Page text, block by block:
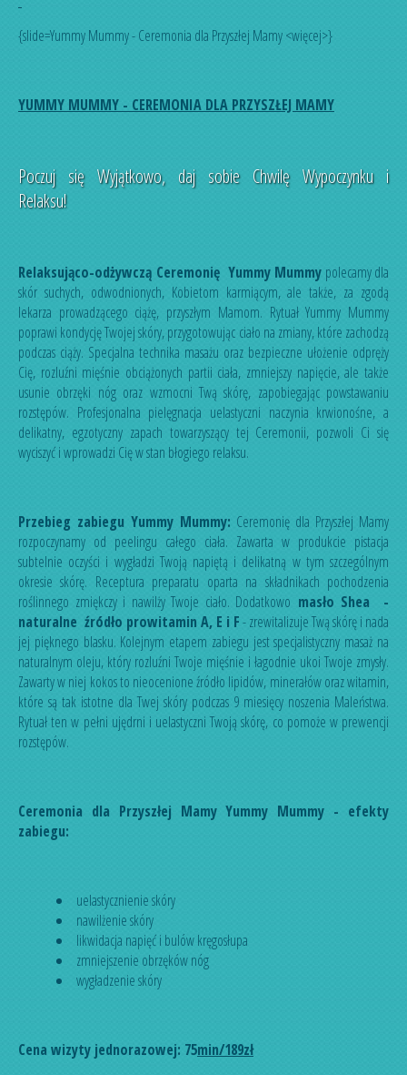
{slide=Yummy Mummy - Ceremonia dla Przyszłej Mamy <więcej>}
YUMMY MUMMY - CEREMONIA DLA PRZYSZŁEJ MAMY
Poczuj się Wyjątkowo, daj sobie Chwilę Wypoczynku i
Relaksu!
Relaksująco-odżywczą Ceremonię Yummy Mummy polecamy dla
skór suchych, odwodnionych, Kobietom karmiącym, ale także, za zgodą
lekarza prowadzącego ciążę, przyszłym Mamom. Rytuał Yummy Mummy
poprawi kondycję Twojej skóry, przygotowując ciało na zmiany, które zachodzą
podczas ciąży. Specjalna technika masażu oraz bezpieczne ułożenie odpręży
Cię, rozluźni mięśnie obciążonych partii ciała, zmniejszy napięcie, ale także
usunie obrzęki nóg oraz wzmocni Twą skórę, zapobiegając powstawaniu
rozstępów. Profesjonalna pielęgnacja uelastyczni naczynia krwionośne, a
delikatny, egzotyczny zapach towarzyszący tej Ceremonii, pozwoli Ci się
wyciszyć i wprowadzi Cię w stan błogiego relaksu.
Przebieg zabiegu Yummy Mummy: Ceremonię dla Przyszłej Mamy
rozpoczynamy od peelingu całego ciała. Zawarta w produkcie pistacja
subtelnie oczyści i wygładzi Twoją napiętą i delikatną w tym szczególnym
okresie skórę. Receptura preparatu oparta na składnikach pochodzenia
roślinnego zmiękczy i nawilży Twoje ciało. Dodatkowo masło Shea -
naturalne źródło prowitamin A, E i F- zrewitalizuje Twą skórę i nada
jej pięknego blasku. Kolejnym etapem zabiegu jest specjalistyczny masaż na
naturalnym oleju, który rozluźni Twoje mięśnie i łagodnie ukoi Twoje zmysły.
Zawarty w niej kokos to nieocenione źródło lipidów, minerałów oraz witamin,
które są tak istotne dla Twej skóry podczas 9 miesięcy noszenia Maleństwa.
Rytuał ten w pełni ujędrni i uelastyczni Twoją skórę, co pomoże w prewencji
rozstępów.
Ceremonia dla Przyszłej Mamy Yummy Mummy - efekty
zabiegu:
uelastycznienie skóry
nawilżenie skóry
likwidacja napięć i bulów kręgosłupa
zmniejszenie obrzęków nóg
wygładzenie skóry
Cena wizyty jednorazowej: 75min/189zł